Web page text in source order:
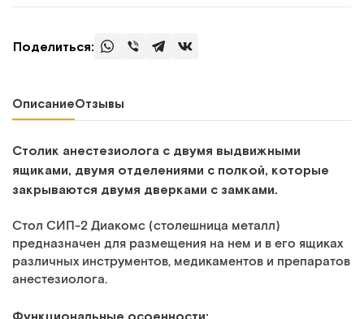
Поделиться:
ОписаниеОтзывы
Столик анестезиолога с двумя выдвижными
ящиками, двумя отделениями с полкой, которые
закрываются двумя дверками с замками.
Стол СИП-2 Диакомс (столешница металл)
предназначен для размещения на нем и в его ящиках
различных инструментов, медикаментов и препаратов
анестезиолога.
Функциональные осоенности: